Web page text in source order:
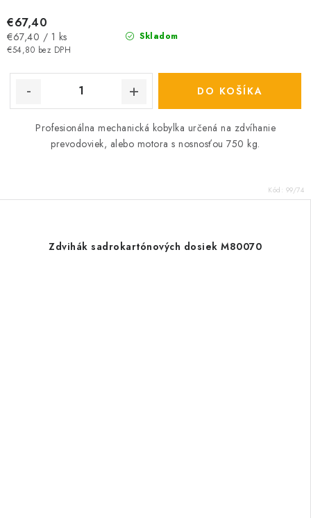
Skladom
€54,80 bez DPH
€67,40
Jednotková
cena:
€67,40 / 1 ks
DO KOŠÍKA
Profesionálna mechanická kobylka určená na zdvíhanie
prevodoviek, alebo motora s nosnosťou 750 kg.
Kód: 99/74
Zdvihák sadrokartónových dosiek M80070